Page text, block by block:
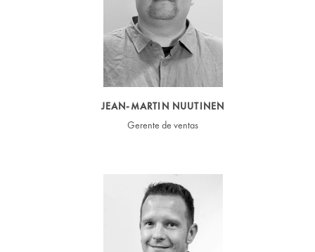
JEAN-MARTIN NUUTINEN
Gerente de ventas